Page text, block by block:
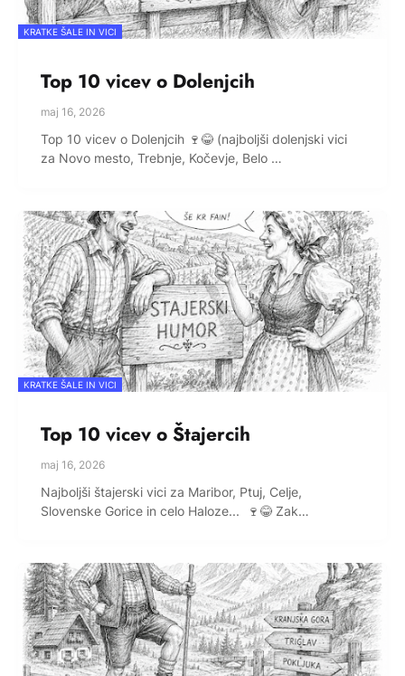
KRATKE ŠALE IN VICI
Top 10 vicev o Dolenjcih
maj 16, 2026
Top 10 vicev o Dolenjcih 🍷😂 (najboljši dolenjski vici
za Novo mesto, Trebnje, Kočevje, Belo …
KRATKE ŠALE IN VICI
Top 10 vicev o Štajercih
maj 16, 2026
Najboljši štajerski vici za Maribor, Ptuj, Celje,
Slovenske Gorice in celo Haloze... 🍷😂 Zak…